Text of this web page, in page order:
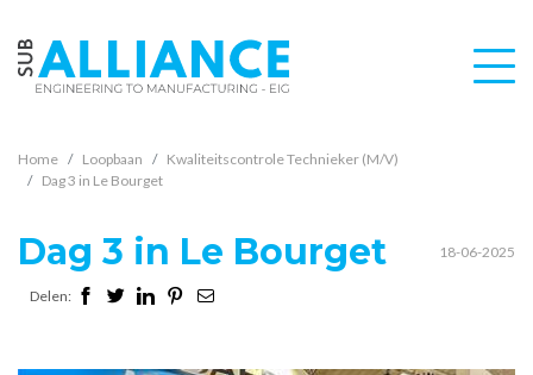
Home Loopbaan
Kwaliteitscontrole Technieker (M/V)
Dag 3 in Le Bourget
Dag 3 in Le Bourget 18-06-2025
Delen: